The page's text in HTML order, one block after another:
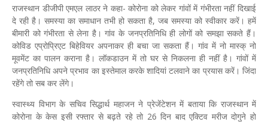
राजस्थान डीजीपी एमएल लाठर ने कहा- कोरोना को लेकर गांवों में गंभीरता नहीं दिखाई
दे रही है। समस्या का समाधान तभी हो सकता है, जब समस्या को स्वीकार करें। हमें
बीमारी को गंभीरता से लेना है। गांव के जनप्रतिनिधि ही लोगों को समझा सकते हैं।
कोविड एप्रोप्रिएट बिहेवियर अपनाकर ही बचा जा सकता हैं। गांव में नो मास्क् नो
मूवमेंट का पालन कराना है। लॉकडाउन में तो घर से निकलना ही नहीं है। गांवों में
जनप्रतिनिधि अपने प्रभाव का इस्तेमाल करके शादियां टलवाने का प्रयास करें। जिंदा
रहेंगे तो सब कर लेंगे।
स्वास्थ्य विभाग के सचिव सिद्धार्थ महाजन ने प्रेजेंटेशन में बताया कि राजस्थान में
कोरोना के केस इसी रफ्तार से बढ़ते रहे तो 26 दिन बाद एक्टिव मरीज दोगुने हो